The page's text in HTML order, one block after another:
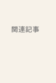
関連記事